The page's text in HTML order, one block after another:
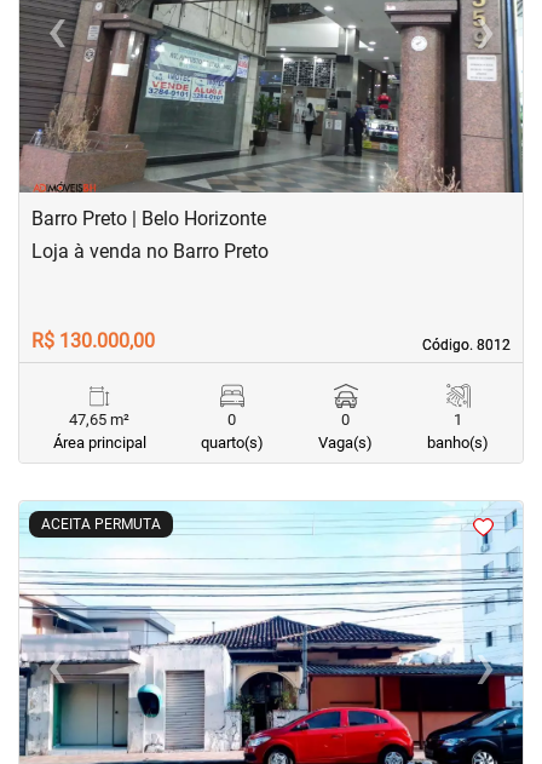
‹Previous ›Next
Barro Preto | Belo Horizonte
Código. 8012
Código. 8012
Loja à venda no Barro Preto
R$ 130.000,00
47,65 m²
Área principal
0
quarto(s)
0
Vaga(s)
1
banho(s)
ACEITA PERMUTA
<<<<
‹Previous ›Next